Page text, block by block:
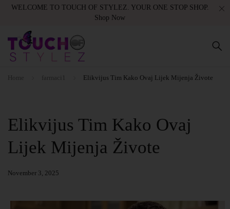
WELCOME TO TOUCH OF STYLEZ. YOUR ONE STOP SHOP.
Shop Now
Home farmaci1 Elikvijus Tim Kako Ovaj Lijek Mijenja Živote
Elikvijus Tim Kako Ovaj
Lijek Mijenja Živote
November 3, 2025